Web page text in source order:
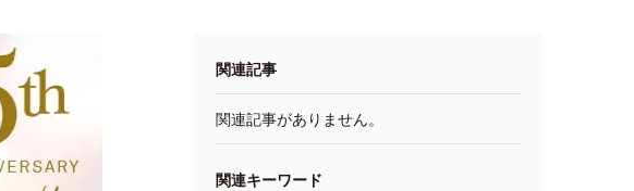
関連記事
関連記事がありません。
関連キーワード